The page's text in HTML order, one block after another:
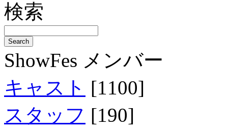
検索
ShowFes メンバー
キャスト [1100]
スタッフ [190]